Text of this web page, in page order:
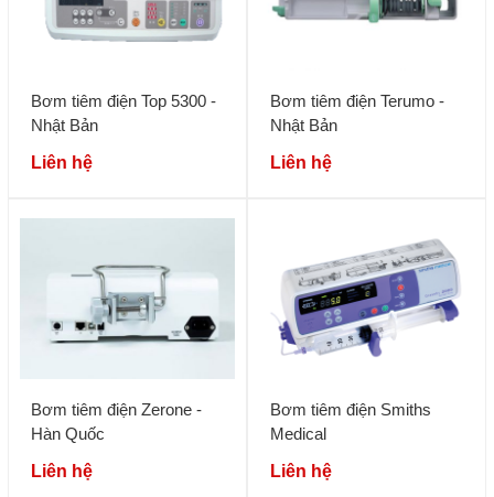
Bơm tiêm điện Top 5300 -
Nhật Bản
Liên hệ
Bơm tiêm điện Terumo -
Nhật Bản
Liên hệ
Bơm tiêm điện Zerone -
Hàn Quốc
Liên hệ
Bơm tiêm điện Smiths
Medical
Liên hệ